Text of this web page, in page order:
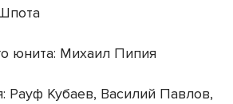
юнита: Михаил Пипия
Рауф Кубаев, Василий Павлов,